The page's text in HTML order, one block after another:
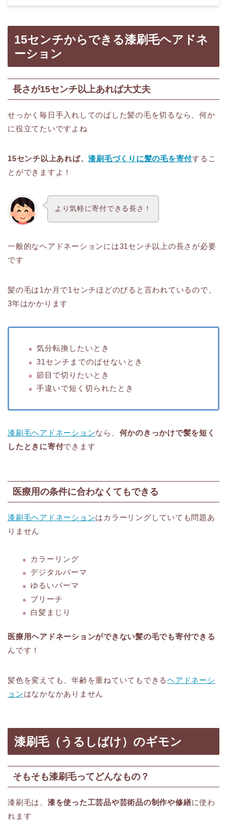
15センチからできる漆刷毛ヘアドネ
ーション
長さが15センチ以上あれば大丈夫
せっかく毎日手入れしてのばした髪の毛を切るなら、何か
に役立てたいですよね
15センチ以上あれば、漆刷毛づくりに髪の毛を寄付するこ
とができますよ！
より気軽に寄付できる長さ！
一般的なヘアドネーションには31センチ以上の長さが必要
です
髪の毛は1か月で1センチほどのびると言われているので、
3年はかかります
気分転換したいとき
31センチまでのばせないとき
節目で切りたいとき
手違いで短く切られたとき
漆刷毛ヘアドネーションなら、 何かのきっかけで髪を短く
したときに寄付できます
医療用の条件に合わなくてもできる
漆刷毛ヘアドネーションはカラーリングしていても問題あ
りません
カラーリング
デジタルパーマ
ゆるいパーマ
ブリーチ
白髪まじり
医療用ヘアドネーションができない髪の毛でも寄付できる
んです！
髪色を変えても、年齢を重ねていてもできるヘアドネーシ
ョンはなかなかありません
漆刷毛（うるしばけ）のギモン
そもそも漆刷毛ってどんなもの？
漆刷毛は、 漆を使った工芸品や芸術品の制作や修繕に使わ
れます